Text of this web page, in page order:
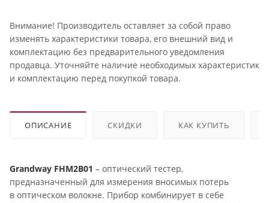
Внимание! Производитель оставляет за собой право
изменять характеристики товара, его внешний вид и
комплектацию без предварительного уведомления
продавца. Уточняйте наличие необходимых характеристик
и комплектацию перед покупкой товара.
ОПИСАНИЕ СКИДКИ КАК КУПИТЬ
Grandway FHM2B01 – оптический тестер,
предназначенный для измерения вносимых потерь
в оптическом волокне. Прибор комбинирует в себе